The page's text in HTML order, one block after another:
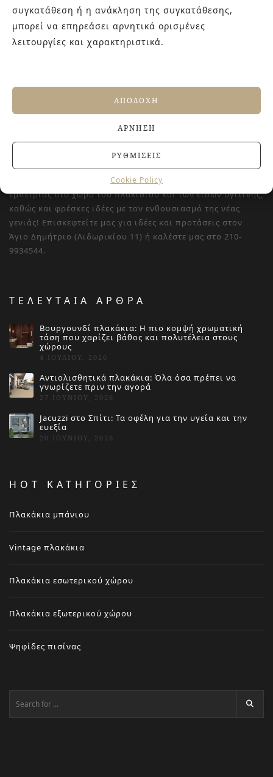
συγκατάθεση ή η ανάκληση της συγκατάθεσης,
μπορεί να επηρεάσει αρνητικά ορισμένες
λειτουργίες και χαρακτηριστικά.
ΑΠΟΔΟΧΉ
ΆΡΝΗΣΗ
ΡΥΘΜΊΣΕΙΣ
Cookie Policy
ΣΧΕΤΙΚΑ ΜΕ ΕΜΑΣ
Στην εταιρεία Paraskevopoulos μετουσιώνονται 40 χρόνια
εμπειρίας στο χώρο του πλακιδίου και των ειδών υγιεινής,
καθώς και φρέσκες ιδέες με τον ενθουσιασμό της νέας
γενιάς! Επισκεφτείτε μας για ιδέες και προτάσεις στον
Άγιο Δημήτριο (Λιδωρικίου 11) ή καλέστε μας στο 210-
9934544.
ΤΕΛΕΥΤΑΙΑ ΑΡΘΡΑ
Βουργουνδί πλακάκια: Η πιο κομψή χρωματική
τάση που χαρίζει βάθος και πολυτέλεια στους
χώρους
4 ΙΟΥΛΊΟΥ, 2026
Αντιολισθητικά πλακάκια: Όλα όσα πρέπει να
γνωρίζετε πριν την αγορά
27 ΙΟΥΝΊΟΥ, 2026
Jacuzzi στο Σπίτι: Τα οφέλη για την υγεία και την
ευεξία
20 ΙΟΥΝΊΟΥ, 2026
HOT ΚΑΤΗΓΟΡΙΕΣ
Πλακάκια μπάνιου
Vintage πλακάκια
Πλακάκια εσωτερικού χώρου
Πλακάκια εξωτερικού χώρου
Ψηφίδες πισίνας